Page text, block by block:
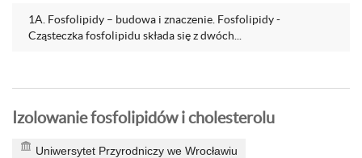
1A. Fosfolipidy – budowa i znaczenie. Fosfolipidy -
Cząsteczka fosfolipidu składa się z dwóch...
Izolowanie fosfolipidów i cholesterolu
Uniwersytet Przyrodniczy we Wrocławiu